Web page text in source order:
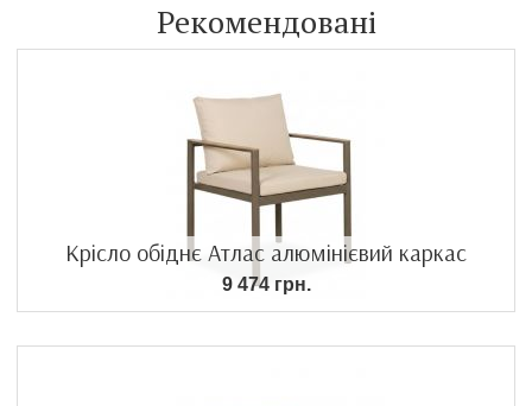
Рекомендовані
Крісло обіднє Атлас алюмінієвий каркас
9 474 грн.